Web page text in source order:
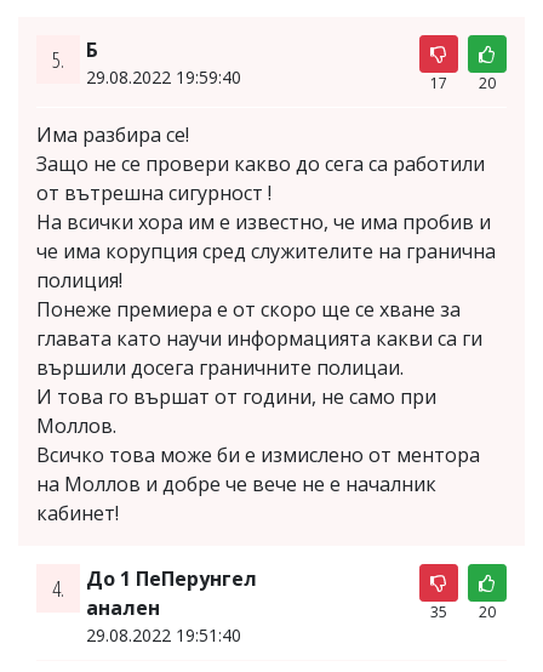
5. Б
29.08.2022 19:59:40 17 20
Има разбира се!
Защо не се провери какво до сега са работили
от вътрешна сигурност !
На всички хора им е известно, че има пробив и
че има корупция сред служителите на гранична
полиция!
Понеже премиера е от скоро ще се хване за
главата като научи информацията какви са ги
вършили досега граничните полицаи.
И това го вършат от години, не само при
Моллов.
Всичко това може би е измислено от ментора
на Моллов и добре че вече не е началник
кабинет!
4.
До 1 ПеПерунгел
анален
29.08.2022 19:51:40
35 20